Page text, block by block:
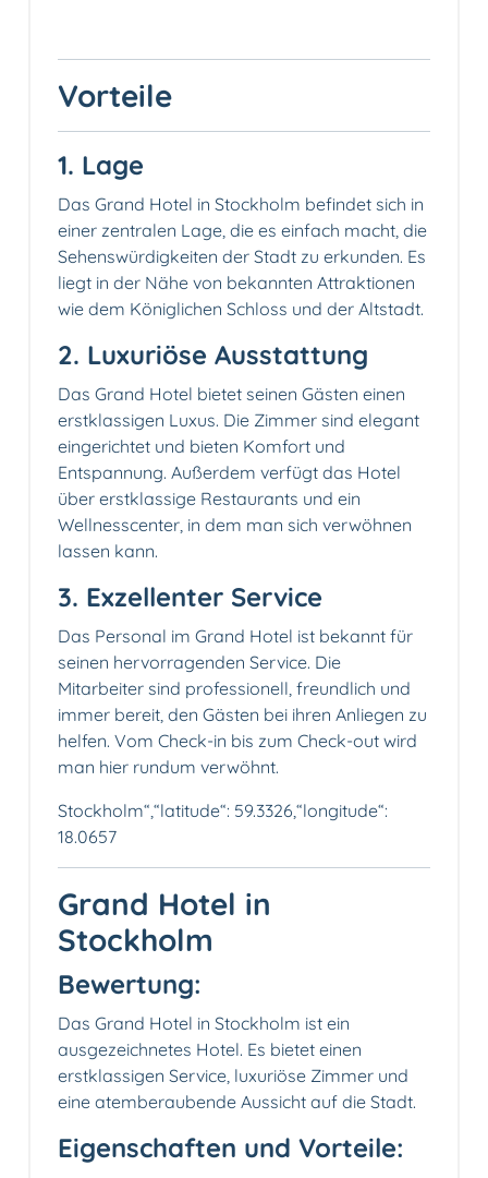
Vorteile
1. Lage
Das Grand Hotel in Stockholm befindet sich in
einer zentralen Lage, die es einfach macht, die
Sehenswürdigkeiten der Stadt zu erkunden. Es
liegt in der Nähe von bekannten Attraktionen
wie dem Königlichen Schloss und der Altstadt.
2. Luxuriöse Ausstattung
Das Grand Hotel bietet seinen Gästen einen
erstklassigen Luxus. Die Zimmer sind elegant
eingerichtet und bieten Komfort und
Entspannung. Außerdem verfügt das Hotel
über erstklassige Restaurants und ein
Wellnesscenter, in dem man sich verwöhnen
lassen kann.
3. Exzellenter Service
Das Personal im Grand Hotel ist bekannt für
seinen hervorragenden Service. Die
Mitarbeiter sind professionell, freundlich und
immer bereit, den Gästen bei ihren Anliegen zu
helfen. Vom Check-in bis zum Check-out wird
man hier rundum verwöhnt.
Stockholm“,“latitude“: 59.3326,“longitude“:
18.0657
Grand Hotel in
Stockholm
Bewertung:
Das Grand Hotel in Stockholm ist ein
ausgezeichnetes Hotel. Es bietet einen
erstklassigen Service, luxuriöse Zimmer und
eine atemberaubende Aussicht auf die Stadt.
Eigenschaften und Vorteile: